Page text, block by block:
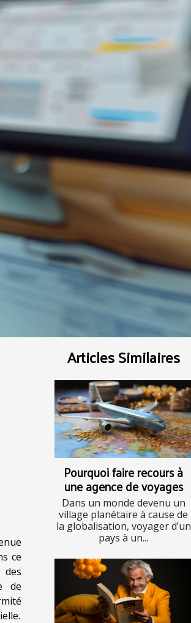
ce
de
Articles Similaires
Pourquoi faire recours à
une agence de voyages
Dans un monde devenu un
village planétaire à cause de
la globalisation, voyager d’un
pays à un...